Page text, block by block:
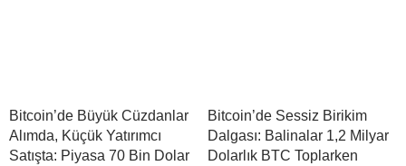
Bitcoin’de Büyük Cüzdanlar
Alımda, Küçük Yatırımcı
Satışta: Piyasa 70 Bin Dolar
Bitcoin’de Sessiz Birikim
Dalgası: Balinalar 1,2 Milyar
Dolarlık BTC Toplarken